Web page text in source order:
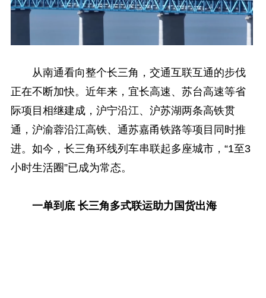
从南通看向整个长三角，交通互联互通的步伐
正在不断加快。近年来，宜长高速、苏台高速等省
际项目相继建成，沪宁沿江、沪苏湖两条高铁贯
通，沪渝蓉沿江高铁、通苏嘉甬铁路等项目同时推
进。如今，长三角环线列车串联起多座城市，“1至3
小时生活圈”已成为常态。
一单到底 长三角多式联运助力国货出海